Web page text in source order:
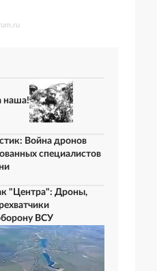
наша!
Война дронов
специалистов
"Центра": Дроны,
ВСУ